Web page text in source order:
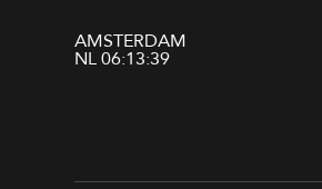
AMSTERDAM
NL06:13:40